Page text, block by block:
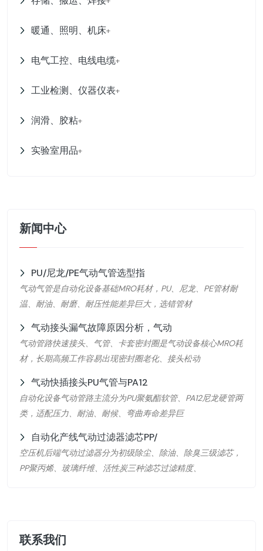
暖通、照明、机床+
电气工控、电线电缆+
工业检测、仪器仪表+
润滑、胶粘+
实验室用品+
新闻中心
PU/尼龙/PE气动气管选型指
气动气管是自动化设备基础MRO耗材，PU、尼龙、PE管材耐
温、耐油、耐磨、耐压性能差异巨大，选错管材
气动接头漏气故障原因分析，气动
气动管路快速接头、气管、卡套密封圈是气动设备核心MRO耗
材，长期高频工作容易出现密封圈老化、接头松动
气动快插接头PU气管与PA12
自动化设备气动管路主流分为PU聚氨酯软管、PA12尼龙硬管两
类，适配压力、耐油、耐候、弯曲寿命差异巨
自动化产线气动过滤器滤芯PP/
空压机后端气动过滤器分为初级除尘、除油、除臭三级滤芯，
PP聚丙烯、玻璃纤维、活性炭三种滤芯过滤精度、
联系我们